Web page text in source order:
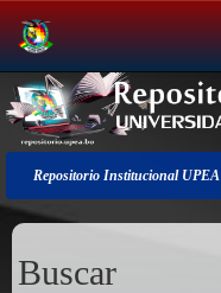
Salir
de
la
navegación
Repositorio Institucional UPEA
Buscar